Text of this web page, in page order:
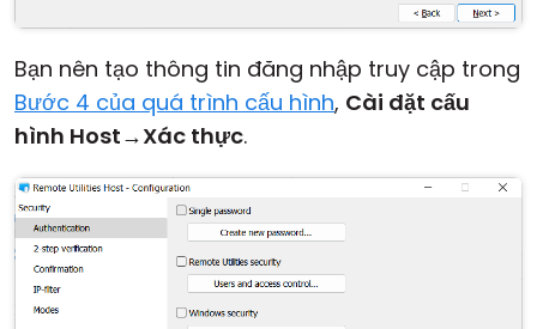
Bạn nên tạo thông tin đăng nhập truy cập trong
Bước 4 của quá trình cấu hình, Cài đặt cấu
hình Host→Xác thực.